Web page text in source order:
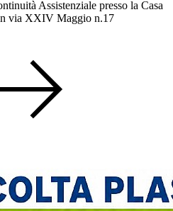
Assistenziale presso la Casa
via XXIV Maggio n.17